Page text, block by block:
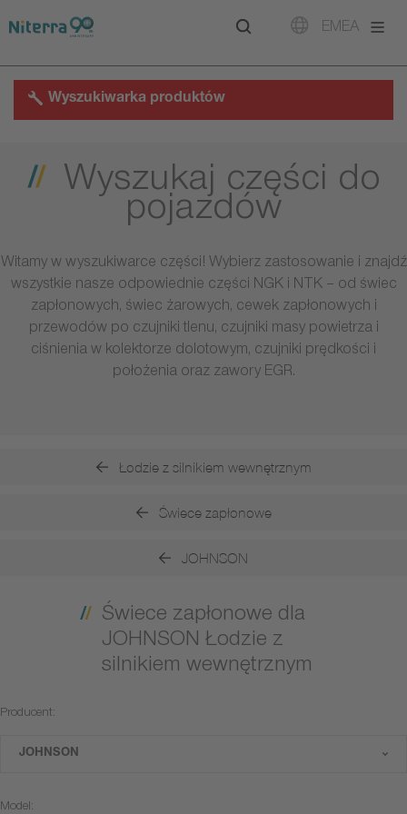
to
to
to
EMEA
Wyszukiwarka produktów
Wyszukaj części do
pojazdów
Witamy w wyszukiwarce części! Wybierz zastosowanie i znajdź
wszystkie nasze odpowiednie części NGK i NTK – od świec
zapłonowych, świec żarowych, cewek zapłonowych i
przewodów po czujniki tlenu, czujniki masy powietrza i
ciśnienia w kolektorze dolotowym, czujniki prędkości i
położenia oraz zawory EGR.
Łodzie z silnikiem wewnętrznym
Świece zapłonowe
JOHNSON
Świece zapłonowe dla
JOHNSON Łodzie z
silnikiem wewnętrznym
Producent:
JOHNSON
Model: